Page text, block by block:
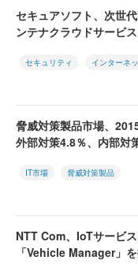
セキュアソフト、次世
ンテナクラウドサービ
セキュリティ インターネ
脅威対策製品市場、
外部対策4.8％、内部
IT市場 脅威対策製品
NTT Com、IoTサービ
「Vehicle Manager」